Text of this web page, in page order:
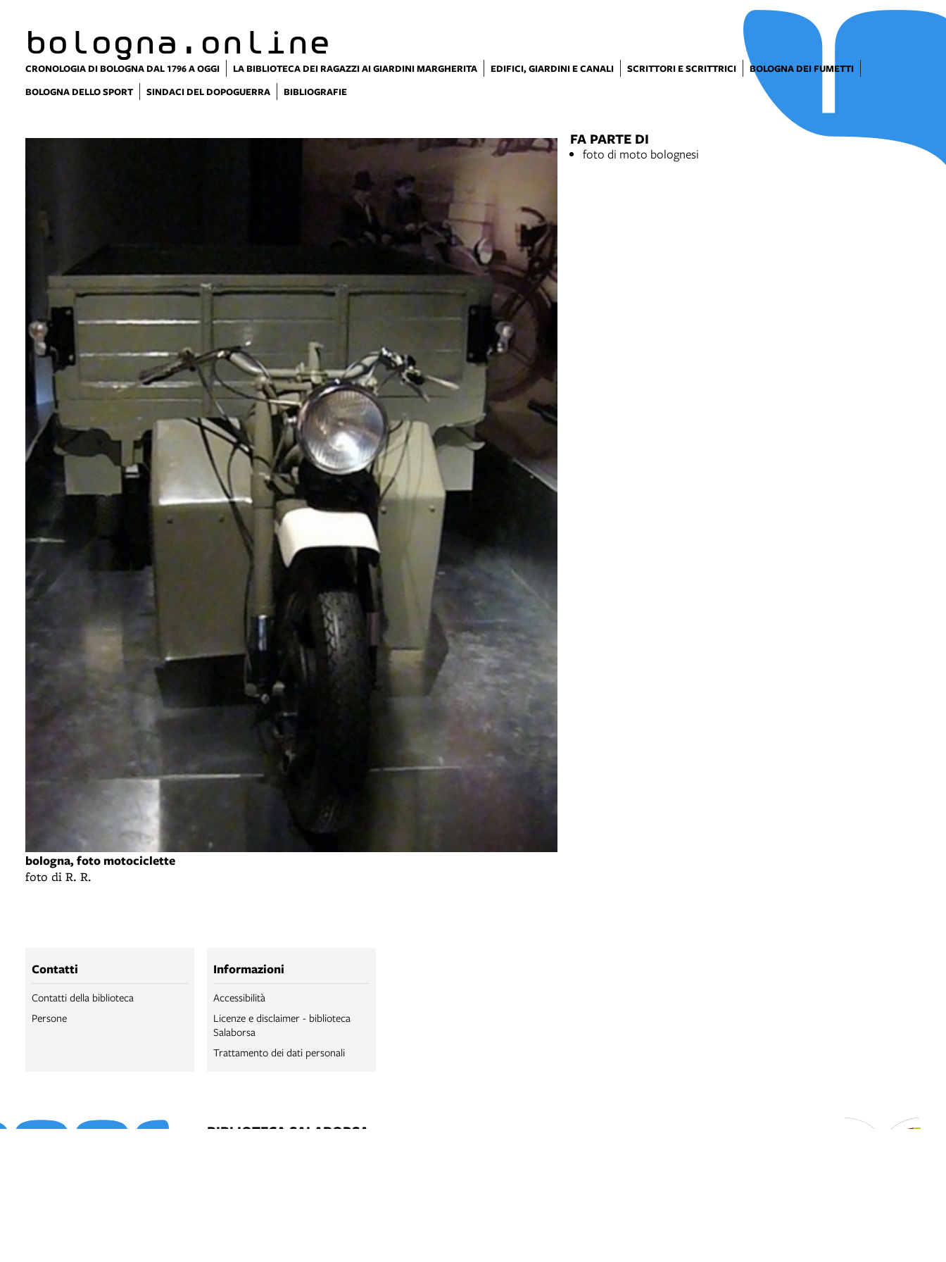
bologna.online
CRONOLOGIA DI BOLOGNA DAL 1796 A OGGI LA BIBLIOTECA DEI RAGAZZI AI GIARDINI MARGHERITA EDIFICI, GIARDINI E CANALI SCRITTORI E SCRITTRICI
BOLOGNA DEI FUMETTI
BOLOGNA DELLO SPORT
SINDACI DEL DOPOGUERRA BIBLIOGRAFIE
bologna, foto motociclette
foto di R. R.
FA PARTE DI
foto di moto bolognesi
Contatti
Contatti della biblioteca
Persone
Informazioni
Accessibilità
Licenze e disclaimer - biblioteca
Salaborsa
Trattamento dei dati personali
BIBLIOTECA SALABORSA